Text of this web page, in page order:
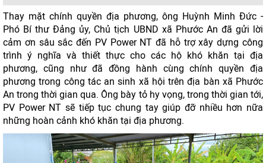
Thay mặt chính quyền địa phương, ông Huỳnh Minh Đức -
Phó Bí thư Đảng ủy, Chủ tịch UBND xã Phước An đã gửi lời
cảm ơn sâu sắc đến PV Power NT đã hỗ trợ xây dựng công
trình ý nghĩa và thiết thực cho các hộ khó khăn tại địa
phương, cũng như đã đồng hành cùng chính quyền địa
phương trong công tác an sinh xã hội trên địa bàn xã Phước
An trong thời gian qua. Ông bày tỏ hy vọng, trong thời gian tới,
PV Power NT sẽ tiếp tục chung tay giúp đỡ nhiều hơn nữa
những hoàn cảnh khó khăn tại địa phương.